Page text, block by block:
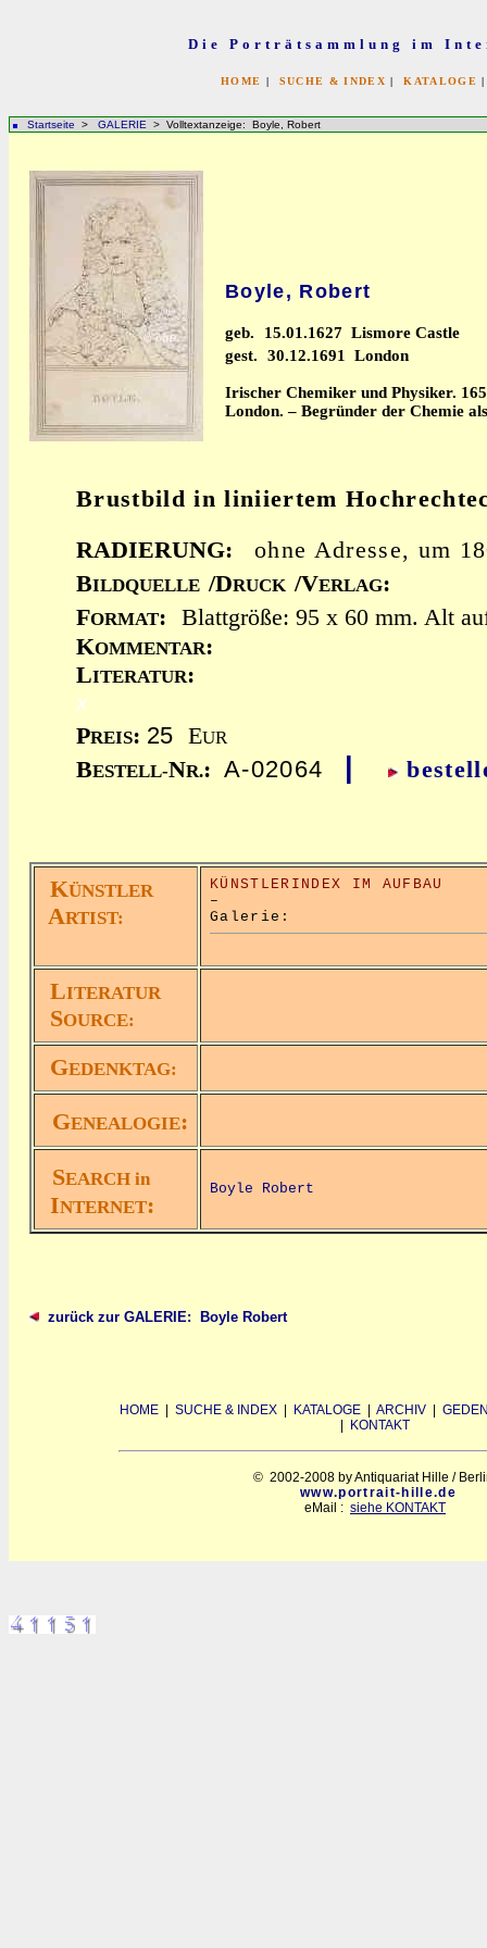
Die Porträtsammlung im
HOME | SUCHE & INDEX |KATALOGE
Startseite > GALERIE > Volltextanzeige: Boyle, Robert
Boyle, Robert
geb.
15.01.1627 Lismore Castle
gest.
30.12.1691 London
Irischer Chemiker und Physiker.
London. – Begründer der Chemie
Brustbild in liniiertem
RADIERUNG:
ohne Adresse, um
BILDQUELLE /DRUCK /VERLAG:
FORMAT:
Blattgröße: 95 x 60 mm. Alt
KOMMENTAR:
LITERATUR:
x
PREIS: 25 EUR
BESTELL-NR.: A-02064 |
KÜNSTLER
ARTIST:
KÜNSTLERINDEX IM AUFBAU
–
Galerie:
LITERATUR
SOURCE:
GEDENKTAG:
GENEALOGIE:
SEARCH in
INTERNET:
Boyle Robert
zurück zur GALERIE: Boyle Robert
HOME SUCHE & INDEX KATALOGE ARCHIV
KONTAKT
© 2002-2008 by Antiquariat Hille /
www.portrait-hille.de
eMail : siehe KONTAKT